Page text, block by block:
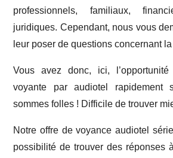
professionnels, familiaux,
juridiques. Cependant, nous vous
leur poser de questions concernant
Vous avez donc, ici,
voyante par audiotel rapidement
sommes folles ! Difficile de trouver
Notre offre de voyance audiotel
possibilité de trouver des réponses